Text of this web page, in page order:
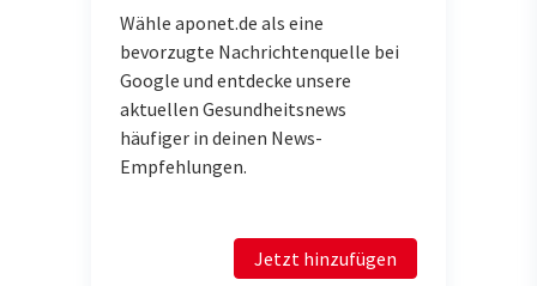
Wähle aponet.de als eine
bevorzugte Nachrichtenquelle bei
Google und entdecke unsere
aktuellen Gesundheitsnews
häufiger in deinen News-
Empfehlungen.
Jetzt hinzufügen